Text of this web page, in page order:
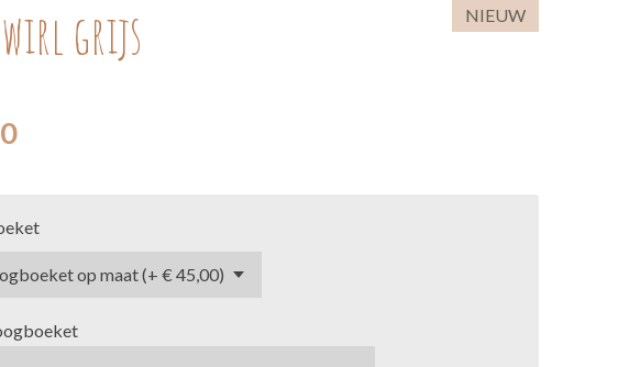
grijs NIEUW